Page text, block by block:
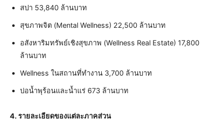
สปา 53,840 ล้านบาท
สุขภาพจิต (Mental Wellness) 22,500 ล้านบาท
อสังหาริมทรัพย์เชิงสุขภาพ (Wellness Real Estate) 17,800
ล้านบาท
Wellness ในสถานที่ทำงาน 3,700 ล้านบาท
บ่อน้ำพุร้อนและน้ำแร่ 673 ล้านบาท
4. รายละเอียดของแต่ละภาคส่วน